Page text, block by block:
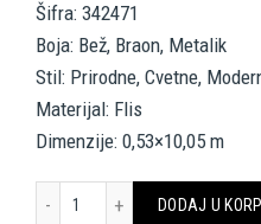
Šifra: 342471
Boja: Bež, Braon, Metalik
Stil: Prirodne, Cvetne,
Materijal: Flis
Dimenzije: 0,53×10,05 m
A.S. Création Wallpaper
DODAJ U